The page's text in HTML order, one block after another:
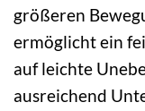
größeren
ermöglicht ein
auf leichte
ausreichend